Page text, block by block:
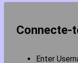
Connecte-
Enter